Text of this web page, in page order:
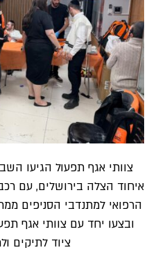
צוותי אגף תפעול הגיעו
איחוד הצלה בירושלים, עם רכב
הרפואי למתנדבי הסניפים
ובצעו יחד עם צוותי אגף
ציוד לתיקים